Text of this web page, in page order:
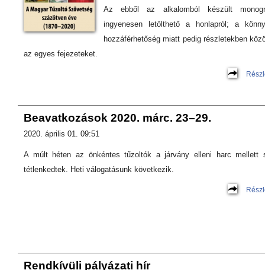
Az ebből az alkalomból készült
ingyenesen letölthető a honlapról; a
hozzáférhetőség miatt pedig részletekben
az egyes fejezeteket.
Beavatkozások 2020. márc. 23–29.
2020. április 01. 09:51
A múlt héten az önkéntes tűzoltók a járvány elleni harc mellett
tétlenkedtek. Heti válogatásunk következik.
Rendkívüli pályázati hír